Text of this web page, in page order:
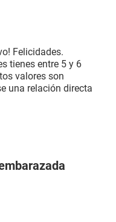
Felicidades.
tienes entre 5 y 6
valores son
una relación directa